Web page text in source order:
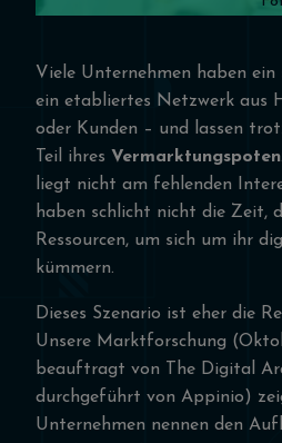
Viele Unternehmen haben
ein etabliertes Netzwerk aus
oder Kunden – und lassen
Teil ihres
liegt nicht am fehlenden
haben schlicht nicht die Zeit,
Ressourcen, um sich um ihr
kümmern.
Dieses Szenario ist eher die
Unsere Marktforschung
beauftragt von The Digital
durchgeführt von Appinio)
Unternehmen nennen den